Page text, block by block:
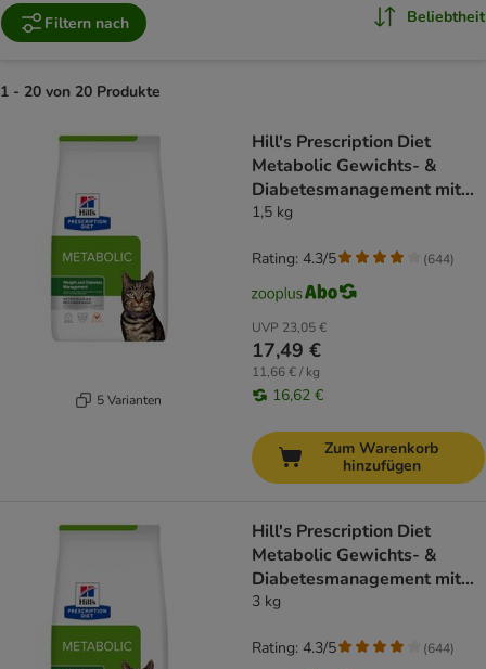
Filtern nach Beliebtheit
1 - 20 von 20 Produkte
5 Varianten
Hill's Prescription Diet
Metabolic Gewichts- &
Diabetesmanagement mit
Huhn
1,5 kg
UVP 23,05 €
17,49 €
11,66 € / kg
16,62 €
Rating: 4.3/5 (644)
Zum Warenkorb
hinzufügen
Hill's Prescription Diet
Metabolic Gewichts- &
Diabetesmanagement mit
Huhn
3 kg
Rating: 4.3/5 (644)